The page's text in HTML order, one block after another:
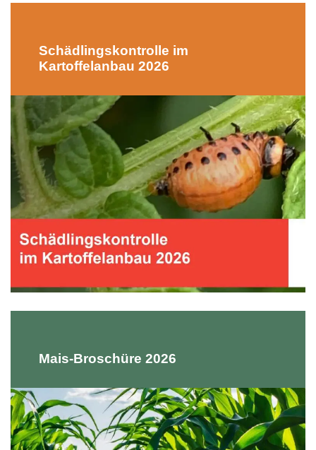
Schädlingskontrolle im
Kartoffelanbau 2026
Mais-Broschüre 2026